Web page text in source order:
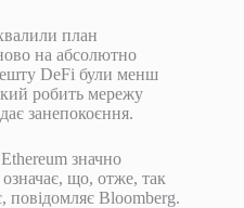
план
на абсолютно
DeFi були менш
робить мережу
занепокоєння.
значно
що, отже, так
повідомляє Bloomberg.